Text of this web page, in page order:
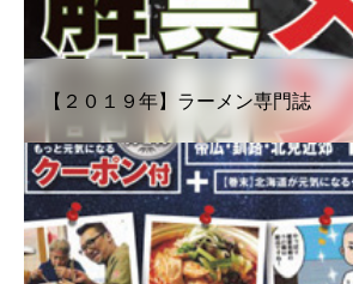
【２０１９年】ラーメン専門誌